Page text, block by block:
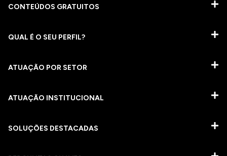
CONTEÚDOS GRATUITOS
QUAL É O SEU PERFIL?
ATUAÇÃO POR SETOR
ATUAÇÃO INSTITUCIONAL
SOLUÇÕES DESTACADAS